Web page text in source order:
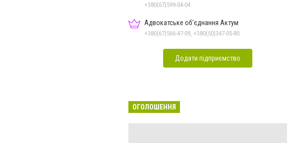
+380(67)599-04-04
Адвокатське об'єднання Актум
+380(67)566-47-09, +380(50)347-05-80
Додати підприємство
ОГОЛОШЕННЯ